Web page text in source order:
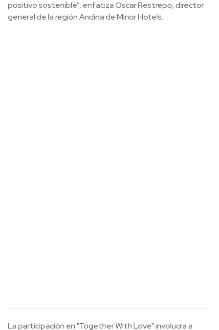
positivo sostenible”, enfatiza Oscar Restrepo, director
general de la región Andina de Minor Hotels.
La participación en "Together With Love" involucra a